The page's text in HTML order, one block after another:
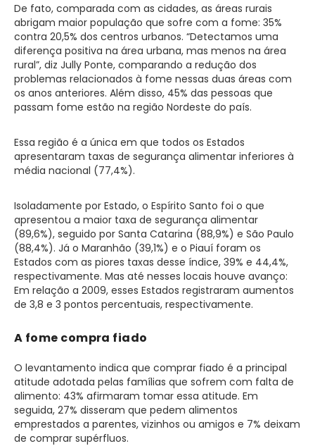
De fato, comparada com as cidades, as áreas rurais
abrigam maior população que sofre com a fome: 35%
contra 20,5% dos centros urbanos. “Detectamos uma
diferença positiva na área urbana, mas menos na área
rural”, diz Jully Ponte, comparando a redução dos
problemas relacionados à fome nessas duas áreas com
os anos anteriores. Além disso, 45% das pessoas que
passam fome estão na região Nordeste do país.
Essa região é a única em que todos os Estados
apresentaram taxas de segurança alimentar inferiores à
média nacional (77,4%).
Isoladamente por Estado, o Espírito Santo foi o que
apresentou a maior taxa de segurança alimentar
(89,6%), seguido por Santa Catarina (88,9%) e São Paulo
(88,4%). Já o Maranhão (39,1%) e o Piauí foram os
Estados com as piores taxas desse índice, 39% e 44,4%,
respectivamente. Mas até nesses locais houve avanço:
Em relação a 2009, esses Estados registraram aumentos
de 3,8 e 3 pontos percentuais, respectivamente.
A fome compra fiado
O levantamento indica que comprar fiado é a principal
atitude adotada pelas famílias que sofrem com falta de
alimento: 43% afirmaram tomar essa atitude. Em
seguida, 27% disseram que pedem alimentos
emprestados a parentes, vizinhos ou amigos e 7% deixam
de comprar supérfluos.